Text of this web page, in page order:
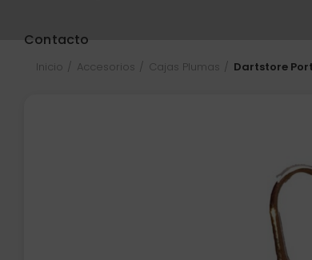
Contacto
Inicio Accesorios Cajas Plumas Dartstore